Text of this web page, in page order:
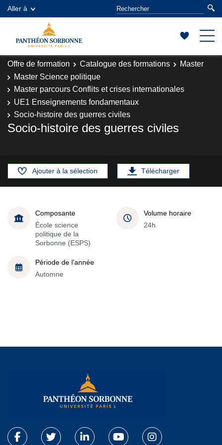
Aller à
Offre de formation Catalogue des formations
Master
Master Science politique
Master parcours Conflits et crises internationales
UE1 Enseignements fondamentaux
Socio-histoire des guerres civiles
Socio-histoire des guerres civiles
Ajouter à la sélection Télécharger
Composante
École science
politique de la
Sorbonne (ESPS)
Volume horaire
24h
Période de l'année
Automne